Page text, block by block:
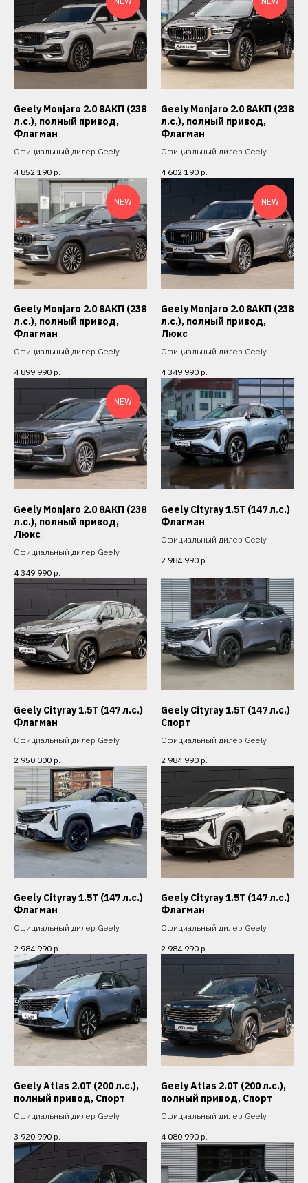
Geely Monjaro 2.0 8АКП (238
л.с.), полный привод,
Флагман
Официальный дилер Geely
4 852 190 р.
Geely Monjaro 2.0 8АКП (238
л.с.), полный привод,
Флагман
Официальный дилер Geely
4 602 190 р.
NEW
Geely Monjaro 2.0 8АКП (238
л.с.), полный привод,
Флагман
Официальный дилер Geely
4 899 990 р.
NEW
Geely Monjaro 2.0 8АКП (238
л.с.), полный привод,
Люкс
Официальный дилер Geely
4 349 990 р.
NEW
Geely Monjaro 2.0 8АКП (238
л.с.), полный привод,
Люкс
Официальный дилер Geely
4 349 990 р.
Geely Cityray 1.5T (147 л.с.)
Флагман
Официальный дилер Geely
2 984 990 р.
Geely Cityray 1.5T (147 л.с.)
Флагман
Официальный дилер Geely
2 950 000 р.
Geely Cityray 1.5T (147 л.с.)
Спорт
Официальный дилер Geely
2 984 990 р.
Geely Cityray 1.5T (147 л.с.)
Флагман
Официальный дилер Geely
2 984 990 р.
Geely Cityray 1.5T (147 л.с.)
Флагман
Официальный дилер Geely
2 984 990 р.
Geely Atlas 2.0T (200 л.с.),
полный привод, Спорт
Официальный дилер Geely
3 920 990 р.
Geely Atlas 2.0T (200 л.с.),
полный привод, Спорт
Официальный дилер Geely
4 080 990 р.